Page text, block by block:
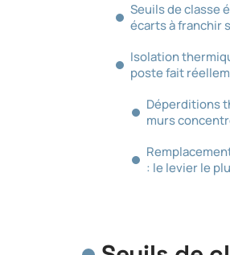
Seuils de classe
écarts à franchir
Isolation
poste fait
Déperditions
murs
: le levier le